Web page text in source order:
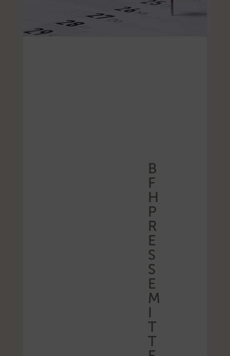
B
F
H
P
R
E
S
S
E
M
I
T
T